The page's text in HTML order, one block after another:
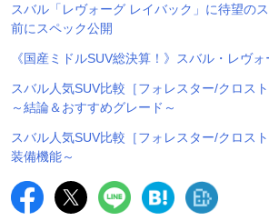
スバル「レヴォーグ レイバック」に待望の
前にスペック公開
《国産ミドルSUV総決算！》スバル・レヴ
スバル人気SUV比較［フォレスター/クロス
～結論＆おすすめグレード～
スバル人気SUV比較［フォレスター/クロス
装備機能～